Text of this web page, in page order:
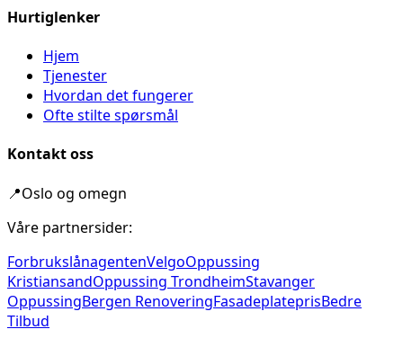
Hurtiglenker
Hjem
Tjenester
Hvordan det fungerer
Ofte stilte spørsmål
Kontakt oss
📍Oslo og omegn
Våre partnersider:
ForbrukslånagentenVelgoOppussing
KristiansandOppussing TrondheimStavanger
OppussingBergen RenoveringFasadeplateprisBedre
Tilbud